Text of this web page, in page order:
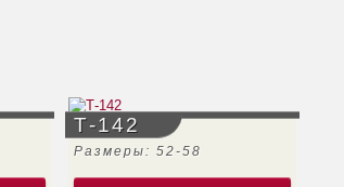
Т-142
Размеры: 52-58